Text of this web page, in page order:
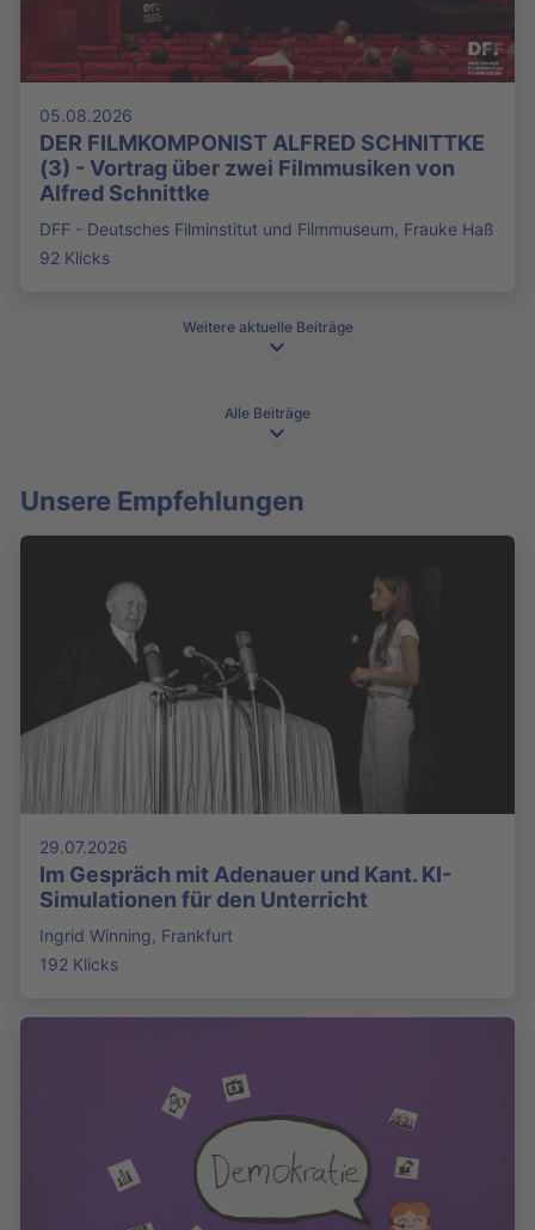
05.08.2026
DER FILMKOMPONIST ALFRED SCHNITTKE
(3) - Vortrag über zwei Filmmusiken von
Alfred Schnittke
DFF - Deutsches Filminstitut und Filmmuseum, Frauke Haß
92 Klicks
Weitere aktuelle Beiträge
Alle Beiträge
Unsere Empfehlungen
29.07.2026
Im Gespräch mit Adenauer und Kant. KI-
Simulationen für den Unterricht
Ingrid Winning, Frankfurt
192 Klicks